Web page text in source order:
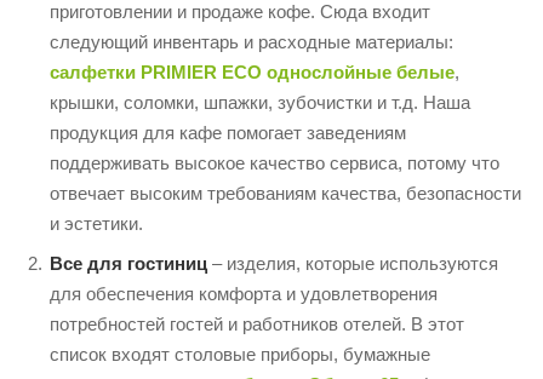
приготовлении и продаже кофе. Сюда входит
следующий инвентарь и расходные материалы:
салфетки PRIMIER ECO однослойные белые,
крышки, соломки, шпажки, зубочистки и т.д. Наша
продукция для кафе помогает заведениям
поддерживать высокое качество сервиса, потому что
отвечает высоким требованиям качества, безопасности
и эстетики.
Все для гостиниц – изделия, которые используются
для обеспечения комфорта и удовлетворения
потребностей гостей и работников отелей. В этот
список входят столовые приборы, бумажные